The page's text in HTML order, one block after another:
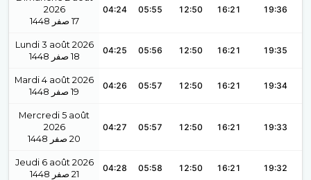
2026
1448 صفر 17
04:24 05:55 12:50 16:21 19:36
Lundi 3 août 2026
1448 صفر 18
04:25 05:56 12:50 16:21 19:35
Mardi 4 août 2026
1448 صفر 19
04:26 05:57 12:50 16:21 19:34
Mercredi 5 août
2026
1448 صفر 20
04:27 05:57 12:50 16:21 19:33
Jeudi 6 août 2026
1448 صفر 21
04:28 05:58 12:50 16:21 19:32